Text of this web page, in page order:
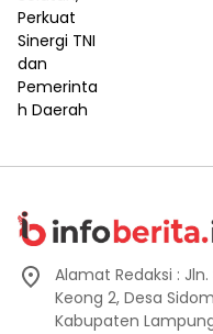
Alamat Redaksi :
Keong 2, Desa
Kabupaten